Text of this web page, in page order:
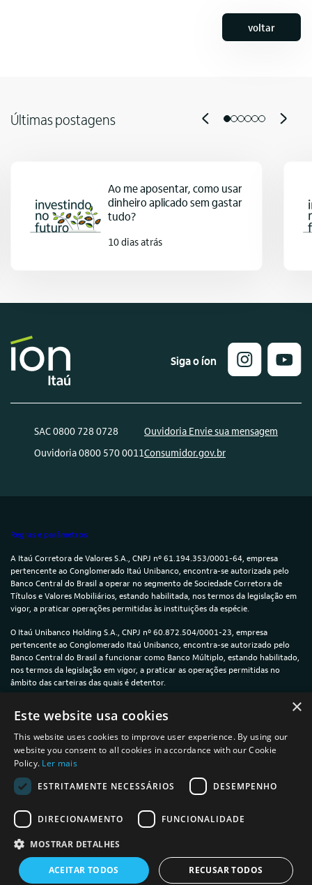
voltar
Últimas postagens
Ao me aposentar, como usar
dinheiro aplicado sem gastar
tudo?
10 dias atrás
Siga o íon
SAC 0800 728 0728
Ouvidoria 0800 570 0011
Ouvidoria Envie sua mensagem
Consumidor.gov.br
Regras e parâmetros
A Itaú Corretora de Valores S.A., CNPJ nº 61.194.353/0001-64, empresa
pertencente ao Conglomerado Itaú Unibanco, encontra-se autorizada pelo
Banco Central do Brasil a operar no segmento de Sociedade Corretora de
Títulos e Valores Mobiliários, estando habilitada, nos termos da legislação em
vigor, a praticar operações permitidas às instituições da espécie.
O Itaú Unibanco Holding S.A., CNPJ nº 60.872.504/0001-23, empresa
pertencente ao Conglomerado Itaú Unibanco, encontra-se autorizado pelo
Banco Central do Brasil a funcionar como Banco Múltiplo, estando habilitado,
nos termos da legislação em vigor, a praticar as operações permitidas no
âmbito das carteiras das quais é detentor.
Política de Privacidade e Cookies
Termos de uso
Informações sobre a plataforma íon
powered byMZ
×
Este website usa cookies
This website uses cookies to improve user experience. By using our
website you consent to all cookies in accordance with our Cookie
Policy. Ler mais
ESTRITAMENTE NECESSÁRIOS
DESEMPENHO
DIRECIONAMENTO FUNCIONALIDADE
MOSTRAR DETALHES
ACEITAR TODOS RECUSAR TODOS